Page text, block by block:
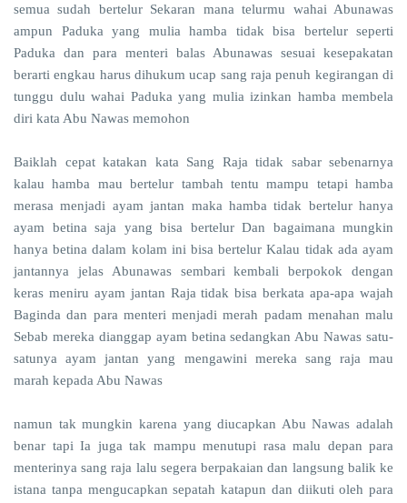
semua sudah bertelur Sekaran mana telurmu wahai Abunawas
ampun Paduka yang mulia hamba tidak bisa bertelur seperti
Paduka dan para menteri balas Abunawas sesuai kesepakatan
berarti engkau harus dihukum ucap sang raja penuh kegirangan di
tunggu dulu wahai Paduka yang mulia izinkan hamba membela
diri kata Abu Nawas memohon
Baiklah cepat katakan kata Sang Raja tidak sabar sebenarnya
kalau hamba mau bertelur tambah tentu mampu tetapi hamba
merasa menjadi ayam jantan maka hamba tidak bertelur hanya
ayam betina saja yang bisa bertelur Dan bagaimana mungkin
hanya betina dalam kolam ini bisa bertelur Kalau tidak ada ayam
jantannya jelas Abunawas sembari kembali berpokok dengan
keras meniru ayam jantan Raja tidak bisa berkata apa-apa wajah
Baginda dan para menteri menjadi merah padam menahan malu
Sebab mereka dianggap ayam betina sedangkan Abu Nawas satu-
satunya ayam jantan yang mengawini mereka sang raja mau
marah kepada Abu Nawas
namun tak mungkin karena yang diucapkan Abu Nawas adalah
benar tapi Ia juga tak mampu menutupi rasa malu depan para
menterinya sang raja lalu segera berpakaian dan langsung balik ke
istana tanpa mengucapkan sepatah katapun dan diikuti oleh para